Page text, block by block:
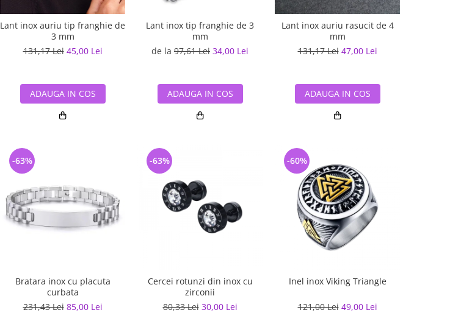
Lant inox auriu tip franghie de
3 mm
131,17 Lei 45,00 Lei
ADAUGA IN COS
Lant inox tip franghie de 3
mm
de la 97,61 Lei 34,00 Lei
ADAUGA IN COS
Lant inox auriu rasucit de 4
mm
131,17 Lei 47,00 Lei
ADAUGA IN COS
Bratara inox cu placuta
curbata
231,43 Lei 85,00 Lei
-63%
Cercei rotunzi din inox cu
zirconii
80,33 Lei 30,00 Lei
-63%
Inel inox Viking Triangle
121,00 Lei 49,00 Lei
-60%